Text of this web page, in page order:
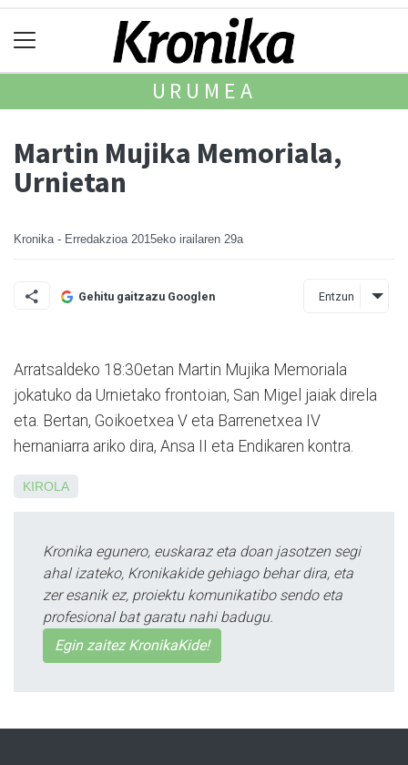
URUMEA
Martin Mujika Memoriala,
Urnietan
Kronika - Erredakzioa 2015eko irailaren 29a
Gehitu gaitzazu Googlen Entzun
Arratsaldeko 18:30etan Martin Mujika Memoriala
jokatuko da Urni­e­tako frontoian, San Migel jaiak direla
eta. Bertan, Goikoetxea V eta Barrenetxea IV
hernaniarra ariko dira, Ansa II eta Endikaren kontra.
KIROLA
Kronika egunero, euskaraz eta doan jasotzen segi
ahal izateko, Kronikakide gehiago behar dira, eta
zer esanik ez, proiektu komunikatibo sendo eta
profesional bat garatu nahi badugu.
Egin zaitez KronikaKide!